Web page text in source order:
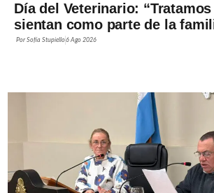
Día del Veterinario:
sientan como parte de la
PorSofía Stupiello6 Ago 2026